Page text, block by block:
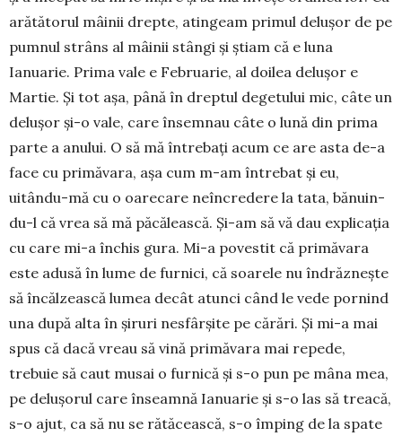
arătătorul mâinii drepte, atingeam primul delușor de pe
pumnul strâns al mâinii stângi și știam că e luna
Ianuarie. Prima vale e Februarie, al doilea delușor e
Mar­tie. Și tot așa, până în dreptul degetului mic, câte un
delușor și-o vale, care însem­nau câte o lună din prima
parte a anului. O să mă întrebați acum ce are asta de-a
face cu primăvara, așa cum m-am întrebat și eu,
uitându-mă cu o oarecare neîncre­de­re la tata, bănu­in­
du-l că vrea să mă păcălească. Și-am să vă dau explicația
cu care mi-a în­chis gura. Mi-a poves­tit că primăvara
este adusă în lume de furnici, că soarele nu îndrăznește
să încălzească lumea decât atunci când le vede pornind
una după alta în șiruri nesfârșite pe cărări. Și mi-a mai
spus că dacă vreau să vină pri­mă­vara mai repe­de,
trebuie să caut musai o furnică și s-o pun pe mâna mea,
pe delușorul care înseamnă Ianuarie și s-o las să treacă,
s-o ajut, ca să nu se rătăcească, s-o împing de la spate